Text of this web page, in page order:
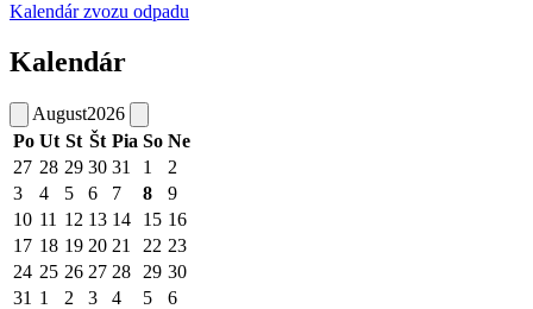
Kalendár zvozu odpadu
Kalendár
August2026
Po Ut St Št Pia So Ne
27 28 29 30 31 1
2
3
4 5 6 7 8
9
10 11 12 13 14 15 16
17 18 19 20 21 22 23
24 25 26 27 28 29 30
31 1 2 3 4 5 6